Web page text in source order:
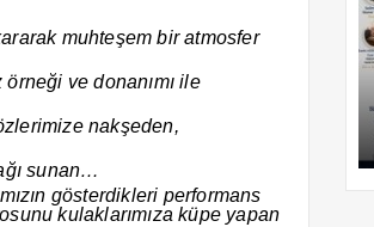
muhteşem bir atmosfer
ve donanımı ile
nakşeden,
sunan…
gösterdikleri performans
kulaklarımıza küpe yapan